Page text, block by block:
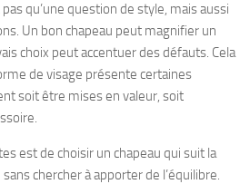
qu’une question de style, mais aussi
Un bon chapeau peut magnifier un
choix peut accentuer des défauts. Cela
de visage présente certaines
soit être mises en valeur, soit
est de choisir un chapeau qui suit la
chercher à apporter de l’équilibre.